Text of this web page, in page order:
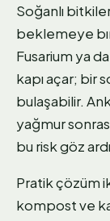
Soğanlı
beklemeye
Fusarium ya
kapı açar; bir
bulaşabilir.
yağmur
bu risk göz
Pratik çözüm
kompost ve